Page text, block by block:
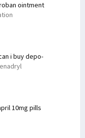
ointment
i buy depo-
10mg pills